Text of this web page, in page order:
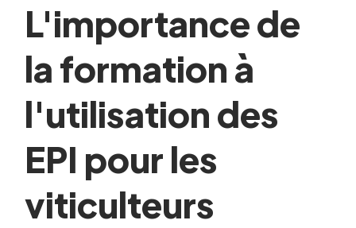
L'importance de
la formation à
l'utilisation des
EPI pour les
viticulteurs